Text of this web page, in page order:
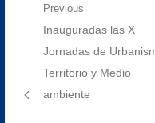
Navegación
entradas
Previous
Previous
post:
Inauguradas las X
Jornadas de
Territorio y Medio
ambiente